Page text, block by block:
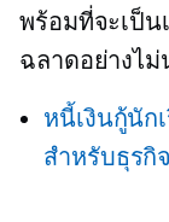
พร้อมที่จะเป็
ฉลาดอย่างไม่
หนี้เงินกู้นัก
สำหรับธุรกิ